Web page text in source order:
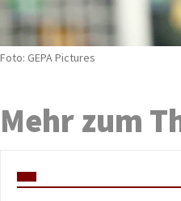
Foto: GEPA Pictures
Mehr zum